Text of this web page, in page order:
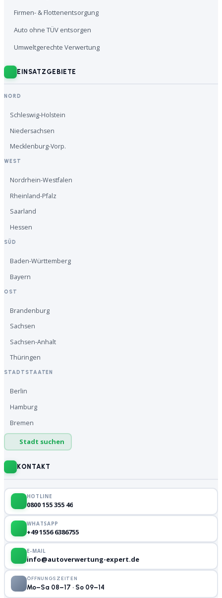
Firmen- & Flottenentsorgung
Auto ohne TÜV entsorgen
Umweltgerechte Verwertung
EINSATZGEBIETE
NORD
Schleswig-Holstein
Niedersachsen
Mecklenburg-Vorp.
WEST
Nordrhein-Westfalen
Rheinland-Pfalz
Saarland
Hessen
SÜD
Baden-Württemberg
Bayern
OST
Brandenburg
Sachsen
Sachsen-Anhalt
Thüringen
STADTSTAATEN
Berlin
Hamburg
Bremen
Stadt suchen
KONTAKT
HOTLINE
0800 155 355 46
WHATSAPP
+49 1556 6386755
E-MAIL
info@autoverwertung-expert.de
ÖFFNUNGSZEITEN
Mo–Sa 08–17 · So 09–14